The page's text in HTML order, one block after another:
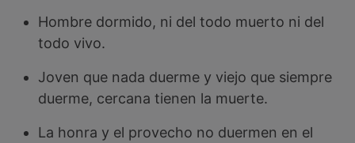
Hombre dormido, ni del todo muerto ni del
todo vivo.
Joven que nada duerme y viejo que siempre
duerme, cercana tienen la muerte.
La honra y el provecho no duermen en el